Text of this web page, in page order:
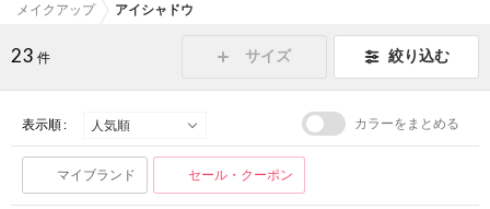
メイクアップ アイシャドウ
23 件 サイズ 絞り込む
表示順 : カラーをまとめる
マイブランド セール・クーポン